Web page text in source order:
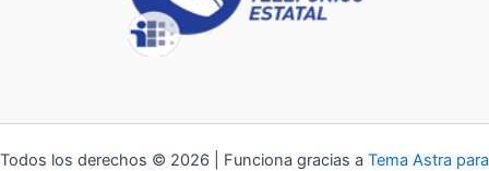
Todos los derechos © 2026 | Funciona gracias a Tema Astra para